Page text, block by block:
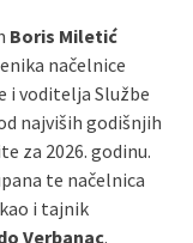
Boris Miletić
načelnice
i voditelja Službe
najviših godišnjih
za 2026. godinu.
te načelnica
i tajnik
Verbanac.